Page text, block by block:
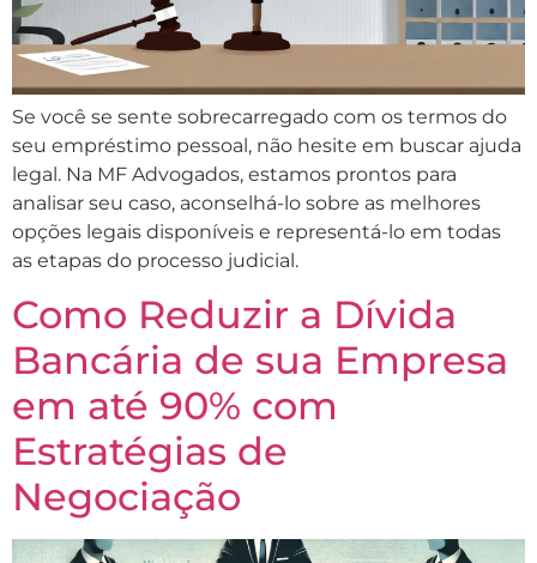
Se você se sente sobrecarregado com os termos do
seu empréstimo pessoal, não hesite em buscar ajuda
legal. Na MF Advogados, estamos prontos para
analisar seu caso, aconselhá-lo sobre as melhores
opções legais disponíveis e representá-lo em todas
as etapas do processo judicial.
Como Reduzir a Dívida
Bancária de sua Empresa
em até 90% com
Estratégias de
Negociação